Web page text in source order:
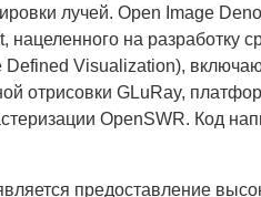
лучей. Open Image
нацеленного на разработку
Defined Visualization),
отрисовки GLuRay,
OpenSWR. Код
предоставление